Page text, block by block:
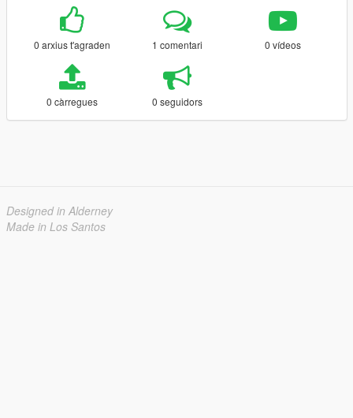
0 arxius t'agraden 1 comentari 0 vídeos
0 càrregues 0 seguidors
Designed in Alderney
Made in Los Santos